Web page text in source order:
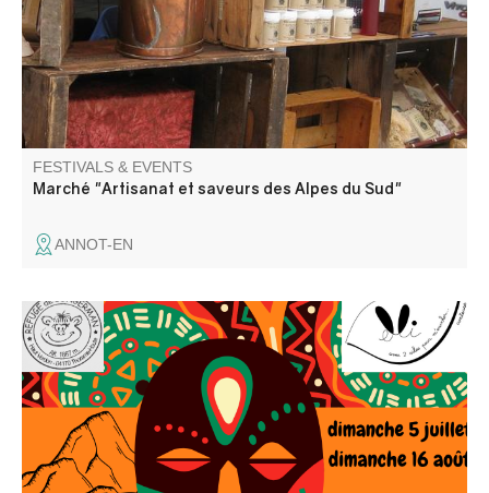
Hautes Alpes.
FESTIVALS & EVENTS
Marché "Artisanat et saveurs des Alpes du Sud"
ANNOT-EN
Elli la conteuse et l'équipe du refuge vous proposent une
repas contes ou un café gourmand contes. Balade
recommandée aux bons marcheurs.